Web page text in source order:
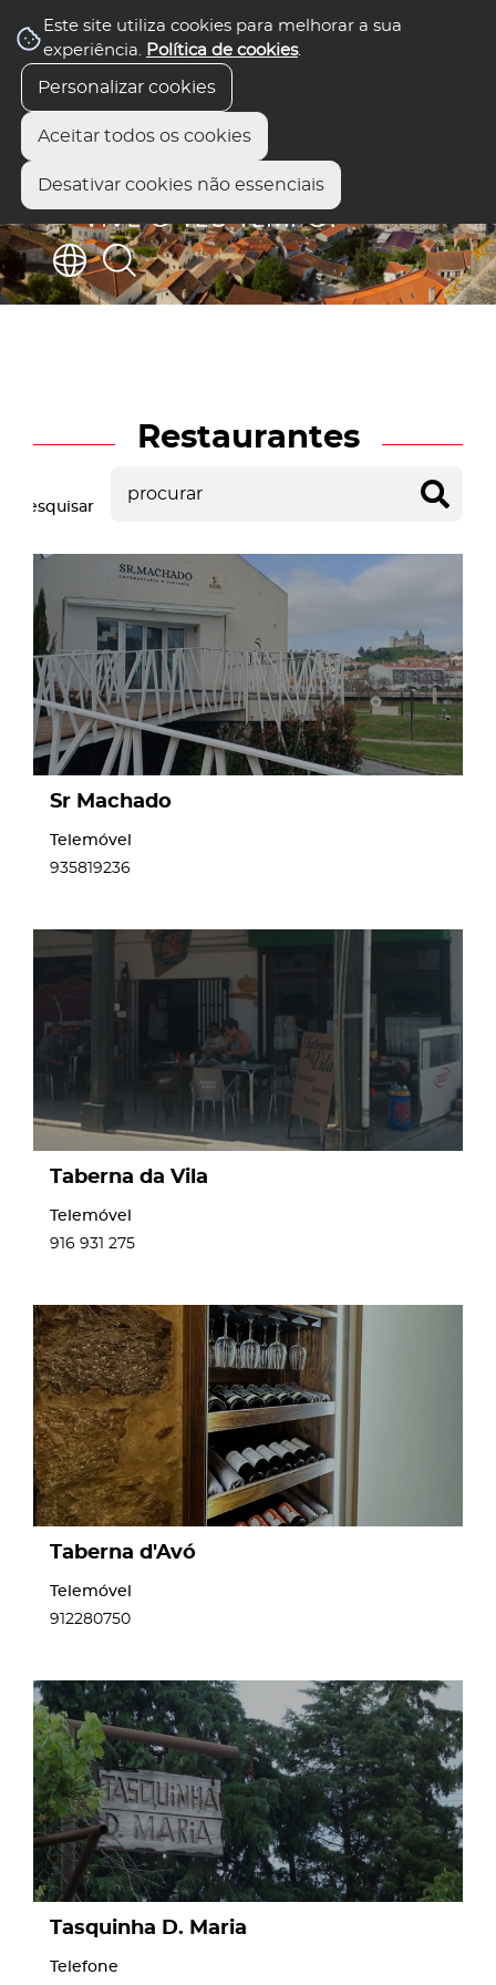
Este site utiliza cookies para melhorar a sua
experiência. Política de cookies.
Personalizar cookies
Aceitar todos os cookies
Desativar cookies não essenciais
Restaurantes
Pesquisar
page
Sr Machado
Telemóvel
935819236
page
Taberna da Vila
Telemóvel
916 931 275
page
Taberna d'Avó
Telemóvel
912280750
page
Tasquinha D. Maria
Telefone